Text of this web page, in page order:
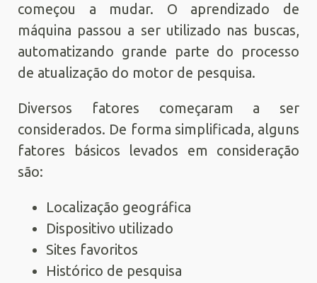
começou a mudar. O aprendizado de
máquina passou a ser utilizado nas buscas,
automatizando grande parte do processo
de atualização do motor de pesquisa.
Diversos fatores começaram a ser
considerados. De forma simplificada, alguns
fatores básicos levados em consideração
são:
Localização geográfica
Dispositivo utilizado
Sites favoritos
Histórico de pesquisa